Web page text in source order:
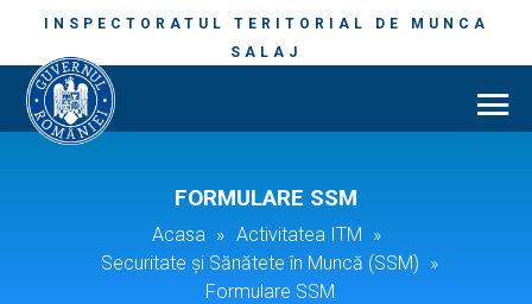
INSPECTORATUL TERITORIAL DE MUNCA
SALAJ
FORMULARE SSM
Acasa » Activitatea ITM »
Securitate și Sănătete în Muncă (SSM) »
Formulare SSM